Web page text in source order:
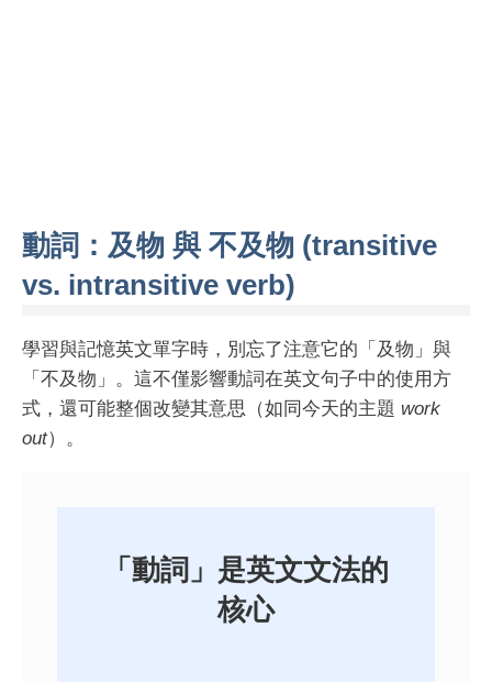
動詞：及物 與 不及物 (transitive
vs. intransitive verb)
學習與記憶英文單字時，別忘了注意它的「及物」與
「不及物」。這不僅影響動詞在英文句子中的使用方
式，還可能整個改變其意思（如同今天的主題 work
out）。
「動詞」是英文文法的
核心